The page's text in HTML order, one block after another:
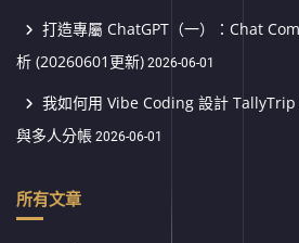
打造專屬 ChatGPT（一）：Chat
析 (20260601更新) 2026-06-01
我如何用 Vibe Coding 設計 TallyTrip
與多人分帳 2026-06-01
所有文章